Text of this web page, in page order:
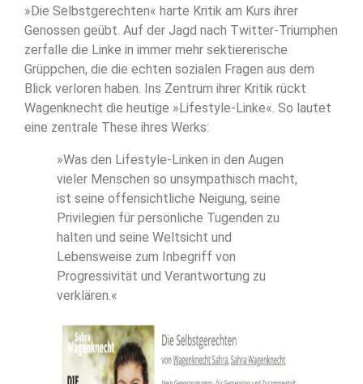
»Die Selbstgerechten« harte Kritik am Kurs ihrer
Genossen geübt. Auf der Jagd nach Twitter-Triumphen
zerfalle die Linke in immer mehr sektiererische
Grüppchen, die die echten sozialen Fragen aus dem
Blick verloren haben. Ins Zentrum ihrer Kritik rückt
Wagenknecht die heutige »Lifestyle-Linke«. So lautet
eine zentrale These ihres Werks:
»Was den Lifestyle-Linken in den Augen
vieler Menschen so unsympathisch macht,
ist seine offensichtliche Neigung, seine
Privilegien für persönliche Tugenden zu
halten und seine Weltsicht und
Lebensweise zum Inbegriff von
Progressivität und Verantwortung zu
verklären.«